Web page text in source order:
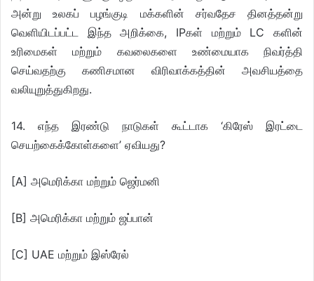
அன்று உலகப் பழங்குடி மக்களின் சர்வதேச தினத்தன்று
வெளியிடப்பட்ட இந்த அறிக்கை, IPகள் மற்றும் LC களின்
உரிமைகள் மற்றும் கவலைகளை உண்மையாக நிவர்த்தி
செய்வதற்கு கணிசமான விரிவாக்கத்தின் அவசியத்தை
வலியுறுத்துகிறது.
14. எந்த இரண்டு நாடுகள் கூட்டாக ‘கிரேஸ் இரட்டை
செயற்கைக்கோள்களை’ ஏவியது?
[A] அமெரிக்கா மற்றும் ஜெர்மனி
[B] அமெரிக்கா மற்றும் ஜப்பான்
[C] UAE மற்றும் இஸ்ரேல்